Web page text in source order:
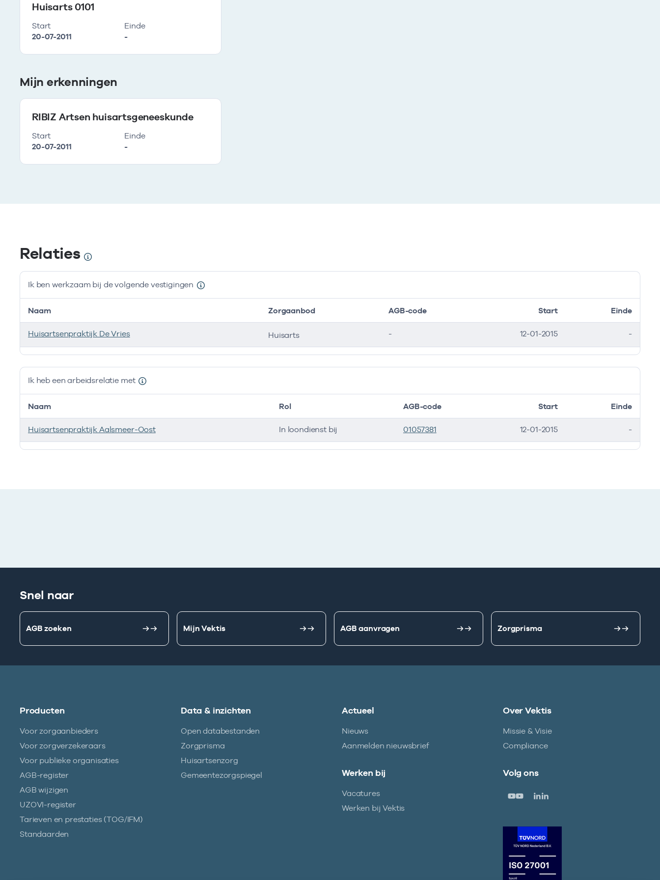
Huisarts 0101
Start
20-07-2011
Einde
-
Mijn erkenningen
RIBIZ Artsen huisartsgeneeskunde
Start
20-07-2011
Einde
-
Relaties
Ik ben werkzaam bij de volgende vestigingen
Ik ben werkzaam bij de volgende vestigingen
Naam Zorgaanbod AGB-code Start Einde
Huisartsenpraktijk De Vries Huisarts - 12-01-2015 -
Ik heb een arbeidsrelatie met
Ik heb een arbeidsrelatie met
Naam Rol AGB-code Start Einde
Huisartsenpraktijk Aalsmeer-Oost In loondienst bij 01057381 12-01-2015 -
Snel naar
AGB zoeken Mijn Vektis AGB aanvragen Zorgprisma
Producten
Voor zorgaanbieders
Voor zorgverzekeraars
Voor publieke organisaties
AGB-register
AGB wijzigen
UZOVI-register
Tarieven en prestaties (TOG/IFM)
Standaarden
Data & inzichten
Open databestanden
Zorgprisma
Huisartsenzorg
Gemeentezorgspiegel
Actueel
Nieuws
Aanmelden nieuwsbrief
Over Vektis
Missie & Visie
Compliance
Werken bij
Vacatures
Werken bij Vektis
Volg ons